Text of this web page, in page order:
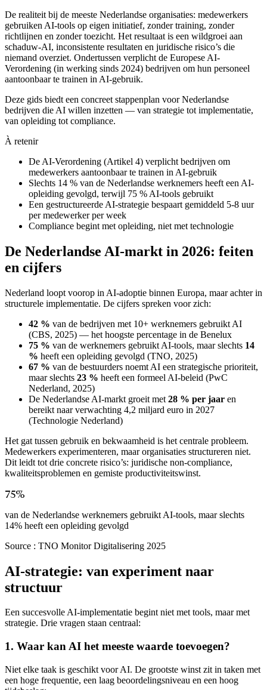
De realiteit bij de meeste Nederlandse organisaties: medewerkers
gebruiken AI-tools op eigen initiatief, zonder training, zonder
richtlijnen en zonder toezicht. Het resultaat is een wildgroei aan
schaduw-AI, inconsistente resultaten en juridische risico’s die
niemand overziet. Ondertussen verplicht de Europese AI-
Verordening (in werking sinds 2024) bedrijven om hun personeel
aantoonbaar te trainen in AI-gebruik.
Deze gids biedt een concreet stappenplan voor Nederlandse
bedrijven die AI willen inzetten — van strategie tot implementatie,
van opleiding tot compliance.
À retenir
De AI-Verordening (Artikel 4) verplicht bedrijven om
medewerkers aantoonbaar te trainen in AI-gebruik
Slechts 14 % van de Nederlandse werknemers heeft een AI-
opleiding gevolgd, terwijl 75 % AI-tools gebruikt
Een gestructureerde AI-strategie bespaart gemiddeld 5-8 uur
per medewerker per week
Compliance begint met opleiding, niet met technologie
De Nederlandse AI-markt in 2026: feiten
en cijfers
Nederland loopt voorop in AI-adoptie binnen Europa, maar achter in
structurele implementatie. De cijfers spreken voor zich:
42 % van de bedrijven met 10+ werknemers gebruikt AI
(CBS, 2025) — het hoogste percentage in de Benelux
75 % van de werknemers gebruikt AI-tools, maar slechts 14
% heeft een opleiding gevolgd (TNO, 2025)
67 % van de bestuurders noemt AI een strategische prioriteit,
maar slechts 23 % heeft een formeel AI-beleid (PwC
Nederland, 2025)
De Nederlandse AI-markt groeit met 28 % per jaar en
bereikt naar verwachting 4,2 miljard euro in 2027
(Technologie Nederland)
Het gat tussen gebruik en bekwaamheid is het centrale probleem.
Medewerkers experimenteren, maar organisaties structureren niet.
Dit leidt tot drie concrete risico’s: juridische non-compliance,
kwaliteitsproblemen en gemiste productiviteitswinst.
75%
van de Nederlandse werknemers gebruikt AI-tools, maar slechts
14% heeft een opleiding gevolgd
Source : TNO Monitor Digitalisering 2025
AI-strategie: van experiment naar
structuur
Een succesvolle AI-implementatie begint niet met tools, maar met
strategie. Drie vragen staan centraal:
1. Waar kan AI het meeste waarde toevoegen?
Niet elke taak is geschikt voor AI. De grootste winst zit in taken met
een hoge frequentie, een laag beoordelingsniveau en een hoog